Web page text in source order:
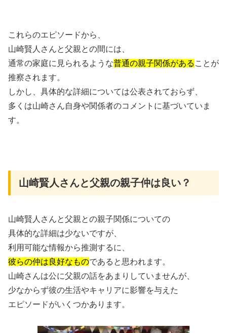
これらのエピソードから、
山崎賢人さんと父親との間には、
通常の家庭に見られるような普通の親子関係がある ことが
推察されます。
しかし、具体的な詳細については公表されておらず、
多くは山崎さん自身や関係者のコメントに基づいていま
す。
山崎賢人さんと父親の親子仲は良い？
山崎賢人さんと父親との親子関係についての
具体的な詳細は少ないですが、
利用可能な情報から推測するに、
彼らの仲は良好なものであると思われます。
山崎さんは公に父親の話をあまりしていませんが、
少なからず彼の生活やキャリアに影響を与えた
エピソードがいくつかあります。